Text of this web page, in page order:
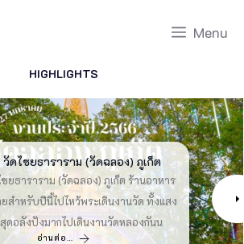
Menu
HIGHLIGHTS
ดไชยธาราราม (วัดฉลอง) ภูเก็ต
ยธาราราม (วัดฉลอง) ภูเก็ต ร้านอาหาร
ยสำหรับปีนี้ไปไหว้พระเดินงานวัด ทั้งแสง
ดอลังปังมากไปเดินงานวัดหลองกันน
อ่านต่อ…
ฮักมั่น ร้านชา คุระบุรี พังงา
าไทย ร้านชาในอำเภอคุระบุรี พังงา ที่
ไตล์ล้านนาน่ารักเหมือนยกเอาความเป็น
าแอ่วฟีลเหนือได้ที่ฮักมั่นชาไทยไปกัน
อ่านต่อ…
ตำหัวไม้ ร้านอาหาร ภูเก็ต
หัวไม้ กับส้มตำร้านเด็ดถนนเจ้าฟ้า ร้าน
ที่มีเมนูเยอะแยะมากมายให้เลือกทานคุ้ม
คาบอกเลย หรอยจังพาไปแซ๊บซี๊ดกัน
อ่านต่อ…
หารเซ็นทรัลแจ้งวัฒนะ 2026 ตามมา
เลย [สิงหาคม 2026]
อาหารเซ็นทรัลแจ้งวัฒนะ มา เซ็นทรัล
านอาหาร ร้านอาหารในเซ็นทรัล ร้าน
แจ้งวัฒนะ เอามาให้ฟินกันจุกๆ
ง 2 – 2026 ที่เที่ยวกรุงเทพ [สิงหาคม
2026]
หลวง 2 มา สนามหลวง 2 ต้นไม้ ที่เที่ยว
ห่งใหม่ สนามหลวง2ล่าสุด ที่เที่ยวใกล้
กรุงเทพ เอามาให้วางแผนแล้ว